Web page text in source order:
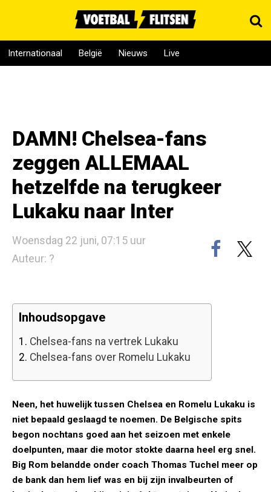
Internationaal België Nieuws Live
DAMN! Chelsea-fans
zeggen ALLEMAAL
hetzelfde na terugkeer
Lukaku naar Inter
Woensdag 22 juni, 07:15 uur
Auteur: ?
Inhoudsopgave
1. Chelsea-fans na vertrek Lukaku
2. Chelsea-fans over Romelu Lukaku
Neen, het huwelijk tussen Chelsea en Romelu Lukaku is
niet bepaald geslaagd te noemen. De Belgische spits
begon nochtans goed aan het seizoen met enkele
doelpunten, maar die motor stokte daarna heel erg snel.
Big Rom belandde onder coach Thomas Tuchel meer op
de bank dan hem lief was en bij zijn invalbeurten of